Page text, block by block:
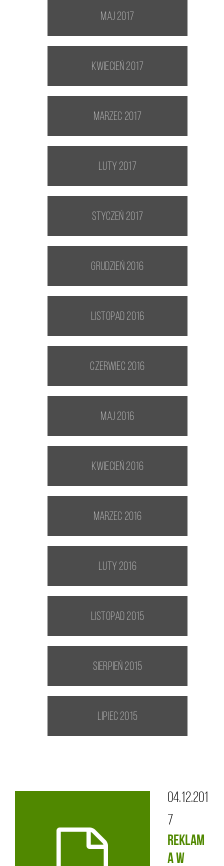
maj 2017
kwiecień 2017
marzec 2017
luty 2017
styczeń 2017
grudzień 2016
listopad 2016
czerwiec 2016
maj 2016
kwiecień 2016
marzec 2016
luty 2016
listopad 2015
sierpień 2015
lipiec 2015
04.12.201
7
REKLAM
A W